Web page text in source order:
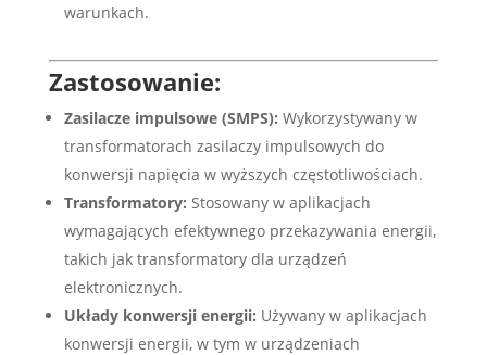
warunkach.
Zastosowanie:
Zasilacze impulsowe (SMPS): Wykorzystywany w
transformatorach zasilaczy impulsowych do
konwersji napięcia w wyższych częstotliwościach.
Transformatory: Stosowany w aplikacjach
wymagających efektywnego przekazywania energii,
takich jak transformatory dla urządzeń
elektronicznych.
Układy konwersji energii: Używany w aplikacjach
konwersji energii, w tym w urządzeniach